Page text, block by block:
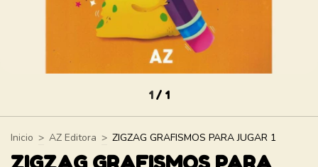
1 / 1
Inicio > AZ Editora > ZIGZAG GRAFISMOS PARA JUGAR 1